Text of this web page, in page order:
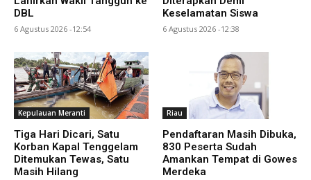
DBL
6 Agustus 2026 -12:54
Keselamatan Siswa
6 Agustus 2026 -12:38
Kepulauan Meranti
Tiga Hari Dicari, Satu
Korban Kapal Tenggelam
Ditemukan Tewas, Satu
Masih Hilang
Riau
Pendaftaran Masih Dibuka,
830 Peserta Sudah
Amankan Tempat di Gowes
Merdeka